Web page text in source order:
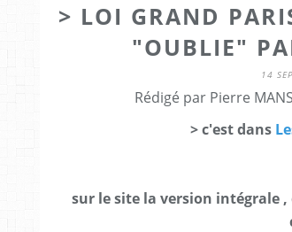
> LOI GRAND
"OUBLIE"
14
Rédigé par Pierre
> c'est dans
sur le site la version intégrale